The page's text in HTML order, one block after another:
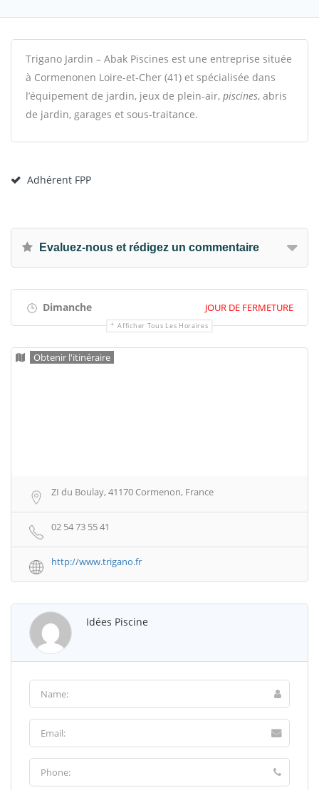
Trigano Jardin – Abak Piscines est une entreprise située
à Cormenonen Loire-et-Cher (41) et spécialisée dans
l’équipement de jardin, jeux de plein-air, piscines, abris
de jardin, garages et sous-traitance.
Adhérent FPP
Evaluez-nous et rédigez un commentaire
Dimanche JOUR DE FERMETURE
Afficher Tous Les Horaires
Obtenir l'itinéraire
ZI du Boulay, 41170 Cormenon, France
02 54 73 55 41
http://www.trigano.fr
Idées Piscine